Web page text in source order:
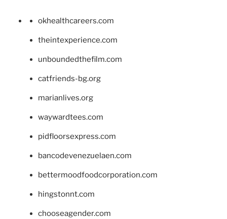
okhealthcareers.com
theintexperience.com
unboundedthefilm.com
catfriends-bg.org
marianlives.org
waywardtees.com
pidfloorsexpress.com
bancodevenezuelaen.com
bettermoodfoodcorporation.com
hingstonnt.com
chooseagender.com